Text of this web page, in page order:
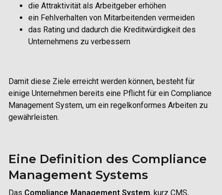
die Attraktivität als Arbeitgeber erhöhen
ein Fehlverhalten von Mitarbeitenden vermeiden
das Rating und dadurch die Kreditwürdigkeit des
Unternehmens zu verbessern
Damit diese Ziele erreicht werden können, besteht für
einige Unternehmen bereits eine Pflicht für ein Compliance
Management System, um ein regelkonformes Arbeiten zu
gewährleisten.
Eine Definition des Compliance
Management Systems
Das Compliance Management System, kurz CMS,